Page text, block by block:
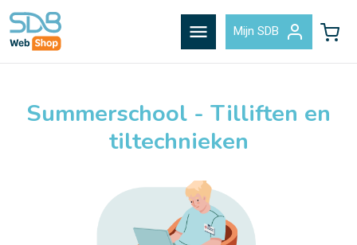
menu Mijn SDB
Summerschool - Tilliften en
tiltechnieken